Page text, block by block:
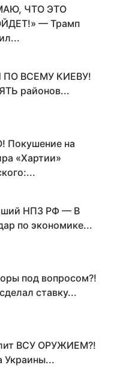
ЧТО ЭТО
— Трамп
ПО ВСЕМУ КИЕВУ!
районов...
Покушение на
«Хартии»
НПЗ РФ — В
по экономике...
под вопросом?!
ставку...
ВСУ ОРУЖИЕМ?!
Украины...